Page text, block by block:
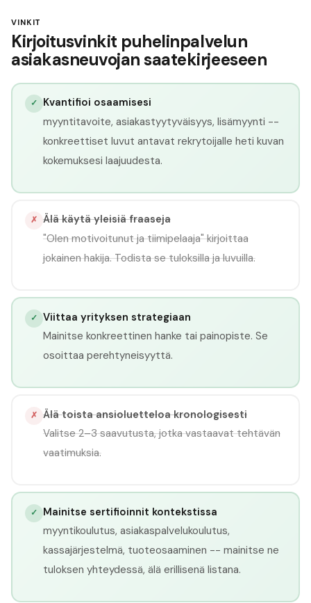
VINKIT
Kirjoitusvinkit puhelinpalvelun
asiakasneuvojan saatekirjeeseen
✓ Kvantifioi osaamisesi
myyntitavoite, asiakastyytyväisyys, lisämyynti --
konkreettiset luvut antavat rekrytoijalle heti kuvan
kokemuksesi laajuudesta.
✗ Älä käytä yleisiä fraaseja
"Olen motivoitunut ja tiimipelaaja" kirjoittaa
jokainen hakija. Todista se tuloksilla ja luvuilla.
✓ Viittaa yrityksen strategiaan
Mainitse konkreettinen hanke tai painopiste. Se
osoittaa perehtyneisyyttä.
✗ Älä toista ansioluetteloa kronologisesti
Valitse 2–3 saavutusta, jotka vastaavat tehtävän
vaatimuksia.
✓ Mainitse sertifioinnit kontekstissa
myyntikoulutus, asiakaspalvelukoulutus,
kassajärjestelmä, tuoteosaaminen -- mainitse ne
tuloksen yhteydessä, älä erillisenä listana.